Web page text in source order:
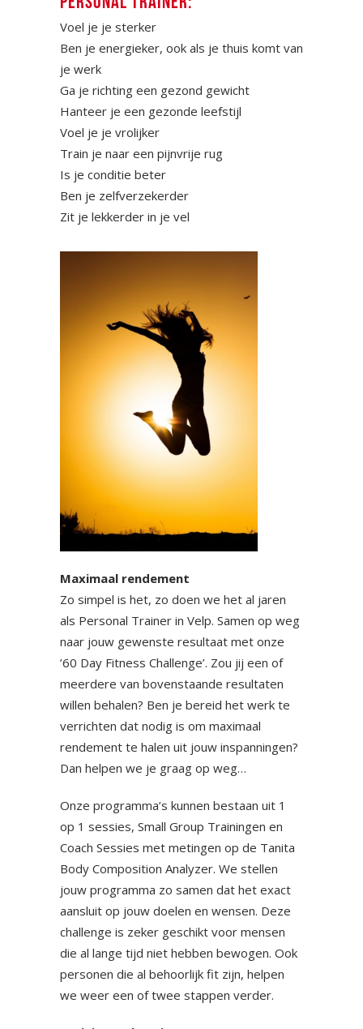
Voel je je sterker
Ben je energieker, ook als je thuis komt van
je werk
Ga je richting een gezond gewicht
Hanteer je een gezonde leefstijl
Voel je je vrolijker
Train je naar een pijnvrije rug
Is je conditie beter
Ben je zelfverzekerder
Zit je lekkerder in je vel
Maximaal rendement
Zo simpel is het, zo doen we het al jaren
als Personal Trainer in Velp. Samen op weg
naar jouw gewenste resultaat met onze
’60 Day Fitness Challenge’. Zou jij een of
meerdere van bovenstaande resultaten
willen behalen? Ben je bereid het werk te
verrichten dat nodig is om maximaal
rendement te halen uit jouw inspanningen?
Dan helpen we je graag op weg…
Onze programma’s kunnen bestaan uit 1
op 1 sessies, Small Group Trainingen en
Coach Sessies met metingen op de Tanita
Body Composition Analyzer. We stellen
jouw programma zo samen dat het exact
aansluit op jouw doelen en wensen. Deze
challenge is zeker geschikt voor mensen
die al lange tijd niet hebben bewogen. Ook
personen die al behoorlijk fit zijn, helpen
we weer een of twee stappen verder.